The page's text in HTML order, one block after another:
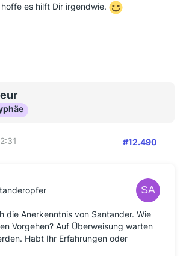
es hilft Dir irgendwie.
#12.490
die Anerkenntnis von Santander. Wie
Vorgehen? Auf Überweisung warten
Habt Ihr Erfahrungen oder